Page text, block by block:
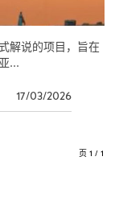
解说的项目，旨在
...
17/03/2026
页 1 / 1